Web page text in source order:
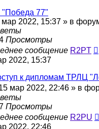
77"
мар 2022, 15:37 » в
Просмотры
сообщение R2PT
2022, 15:37
к дипломам ТРЛЦ
мар 2022, 22:46 » в
Просмотры
сообщение R2PU
2022, 22:46